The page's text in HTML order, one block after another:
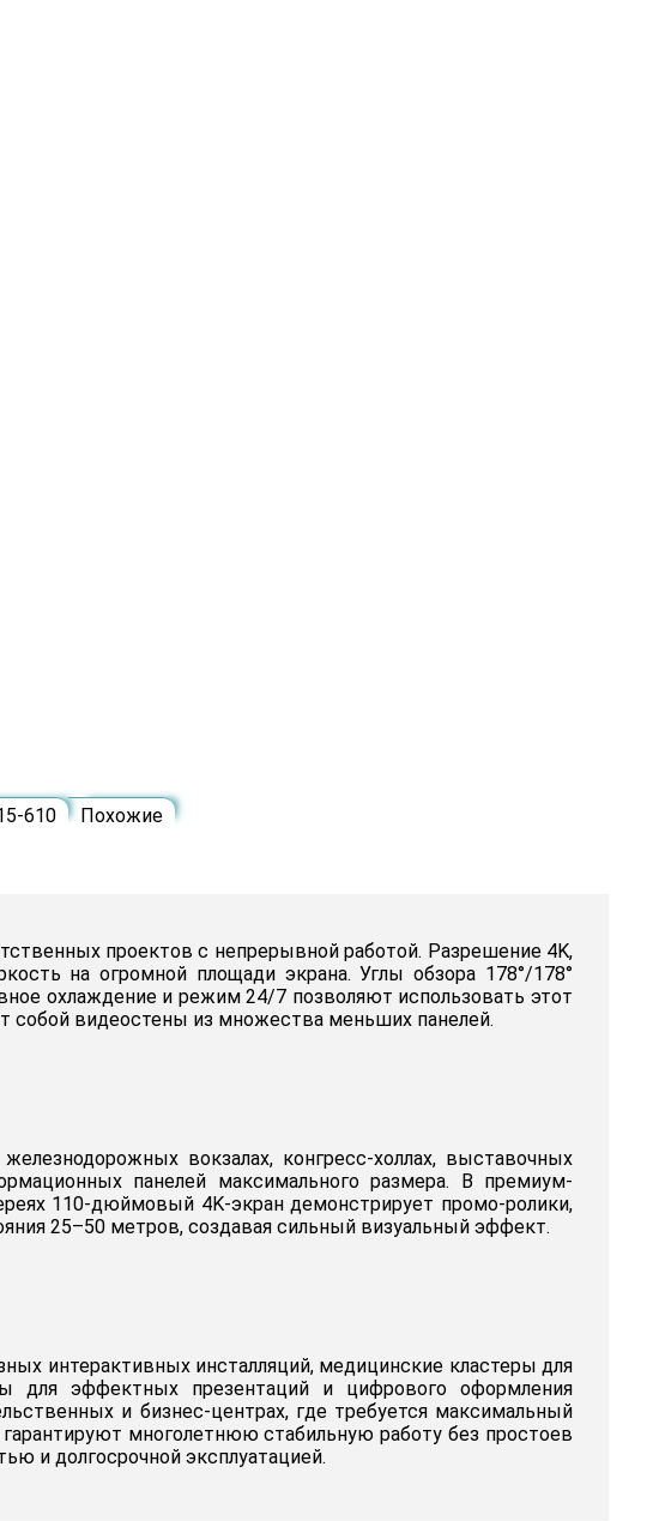
610 Похожие
проектов с непрерывной работой. Разрешение 4K,
на огромной площади экрана. Углы обзора 178°/178°
охлаждение и режим 24/7 позволяют использовать этот
собой видеостены из множества меньших панелей.
вокзалах, конгресс-холлах, выставочных
панелей максимального размера. В премиум-
110-дюймовый 4K-экран демонстрирует промо-ролики,
25–50 метров, создавая сильный визуальный эффект.
интерактивных инсталляций, медицинские кластеры для
для эффектных презентаций и цифрового оформления
и бизнес-центрах, где требуется максимальный
многолетнюю стабильную работу без простоев
и долгосрочной эксплуатацией.